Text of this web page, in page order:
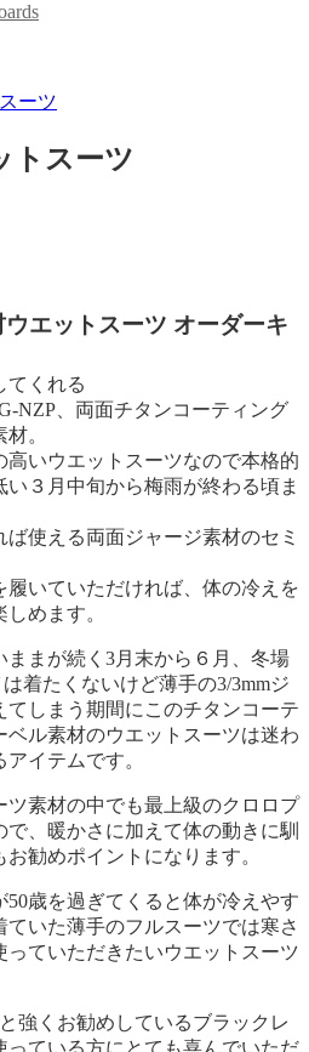
ーツ
トスーツ
エットスーツ オーダーキ
てくれる
NZP、両面チタンコーティング
。
いウエットスーツなので本格的
３月中旬から梅雨が終わる頃ま
使える両面ジャージ素材のセミ
いていただければ、体の冷えを
めます。
まが続く3月末から６月、冬場
着たくないけど薄手の3/3mmジ
てしまう期間にこのチタンコーテ
ベル素材のウエットスーツは迷わ
イテムです。
素材の中でも最上級のクロロプ
、暖かさに加えて体の動きに馴
勧めポイントになります。
歳を過ぎてくると体が冷えやす
ていた薄手のフルスーツでは寒さ
っていただきたいウエットスーツ
強くお勧めしているブラックレ
っている方にとても喜んでいただ